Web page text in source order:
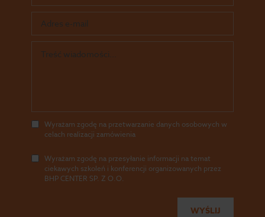
Wyrażam zgodę na przetwarzanie danych osobowych w
celach realizacji zamówienia
Wyrażam zgodę na przesyłanie informacji na temat
ciekawych szkoleń i konferencji organizowanych przez
BHP CENTER SP. Z O.O.